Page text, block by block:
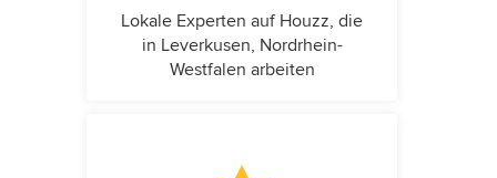
Lokale Experten auf Houzz, die
in Leverkusen, Nordrhein-
Westfalen arbeiten